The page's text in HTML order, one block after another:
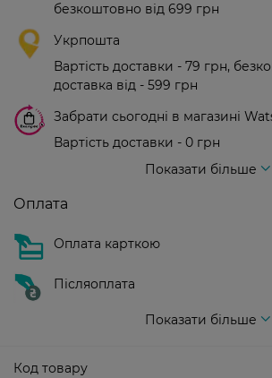
безкоштовно від 699 грн
Укрпошта
Вартість доставки - 79 грн,
доставка від - 599 грн
Забрати сьогодні в магазині
Вартість доставки - 0 грн
Показати більше
Оплата
Оплата карткою
Післяоплата
Показати більше
Код товару